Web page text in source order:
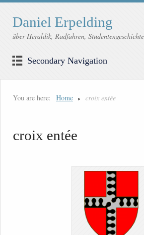
Daniel Erpelding
über Heraldik, Radfahren,
Secondary Navigation
You are here: Home croix entée
croix entée